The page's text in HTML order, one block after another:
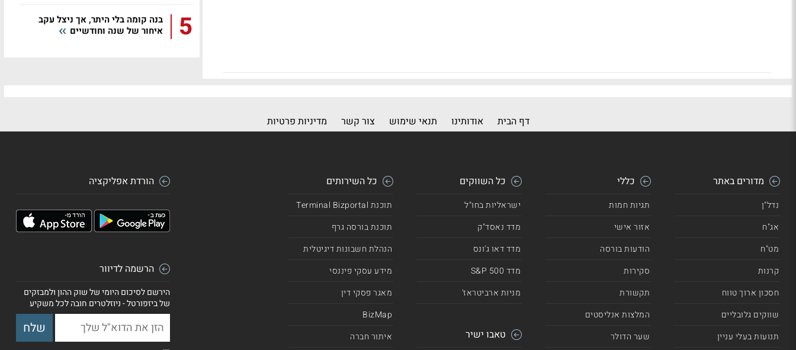
5
בנה קומה בלי היתר, אך ניצל עקב
איחור של שנה וחודשיים
דף הבית אודותינו תנאי שימוש צור קשר מדיניות פרטיות
מדורים באתר
נדל"ן
אג"ח
מט"ח
קרנות
חסכון ארוך טווח
שווקים גלובליים
תנועות בעלי עניין
כללי
תגיות חמות
אזור אישי
הודעות בורסה
סקירות
תקשורת
המלצות אנליסטים
שער הדולר
כל השווקים
ישראליות בחו"ל
מדד נאסד"ק
מדד דאו ג'ונס
מדד 500 S&P
מניות ארביטראז'
טאבו ישיר
כל השירותים
תוכנת Terminal Bizportal
תוכנת בורסה גרף
הנהלת חשבונות דיגיטלית
מידע עסקי פיננסי
מאגר פסקי דין
BizMap
איתור חברה
הורדת אפליקציה
הרשמה לדיוור
הירשם לסיכום היומי של שוק ההון ולמבזקים
של ביזפורטל - ניוזלטרים חובה לכל משקיע